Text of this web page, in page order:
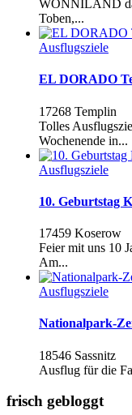
WONNILAND
Toben,...
Ausflugsziele
EL DORADO
17268 Templin
Tolles
Wochenende in...
Ausflugsziele
10. Geburtstag
17459 Koserow
Feier mit uns 10
Am...
Ausflugsziele
Nationalpark-
18546 Sassnitz
Ausflug für die
frisch gebloggt